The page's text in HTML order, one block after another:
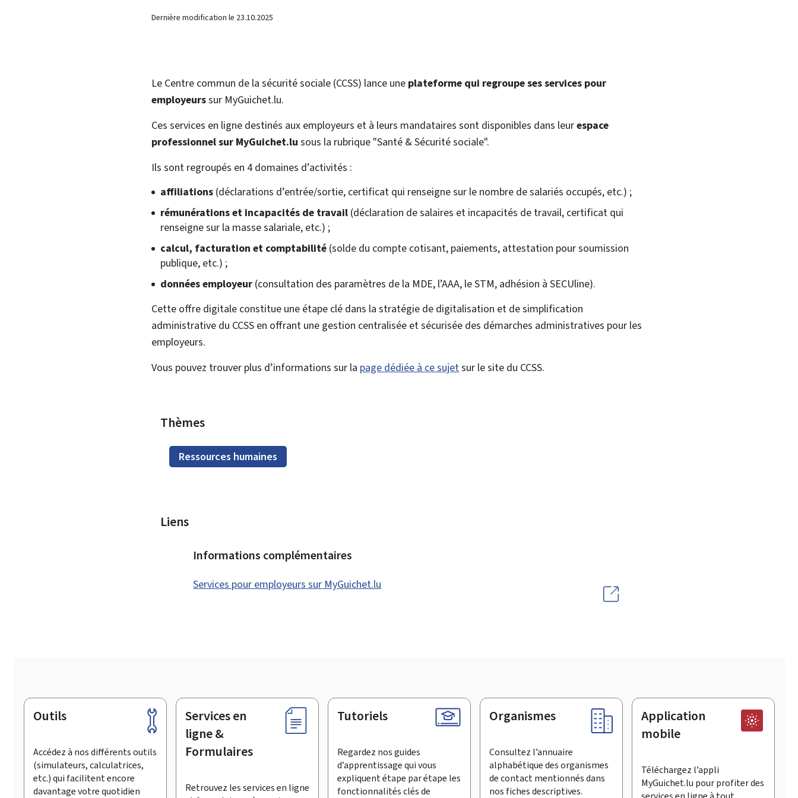
Dernière modification le 23.10.2025
Le Centre commun de la sécurité sociale (CCSS) lance une plateforme qui regroupe ses services pour
employeurssur MyGuichet.lu.
Ces services en ligne destinés aux employeurs et à leurs mandataires sont disponibles dans leurespace
professionnel sur MyGuichet.lu sous la rubrique "Santé & Sécurité sociale".
Ils sont regroupés en 4 domaines d’activités :
affiliations (déclarations d’entrée/sortie, certificat qui renseigne sur le nombre de salariés occupés, etc.) ;
rémunérations et incapacités de travail (déclaration de salaires et incapacités de travail, certificat qui
renseigne sur la masse salariale, etc.) ;
calcul, facturation et comptabilité (solde du compte cotisant, paiements, attestation pour soumission
publique, etc.) ;
données employeur (consultation des paramètres de la MDE, l’AAA, le STM, adhésion à SECUline).
Cette offre digitale constitue une étape clé dans la stratégie de digitalisation et de simplification
administrative du CCSS en offrant une gestion centralisée et sécurisée des démarches administratives pour les
employeurs.
Vous pouvez trouver plus d’informations sur la page dédiée à ce sujetsur le site du CCSS.
Thèmes
Ressources humaines
Liens
Informations complémentaires
Services pour employeurs sur MyGuichet.lu
Pied
page
Outils
Accédez à nos différents outils
(simulateurs, calculatrices,
etc.) qui facilitent encore
davantage votre quotidien
Services en
ligne &
Formulaires
Retrouvez les services en ligne
Tutoriels
Regardez nos guides
d’apprentissage qui vous
expliquent étape par étape les
fonctionnalités clés de
Organismes
Consultez l’annuaire
alphabétique des organismes
de contact mentionnés dans
nos fiches descriptives.
Application
mobile
Téléchargez l’appli
MyGuichet.lu pour profiter des